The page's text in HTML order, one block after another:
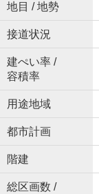
地目 / 地勢
接道状況
建ぺい率 /
容積率
用途地域
都市計画
階建
総区画数 /